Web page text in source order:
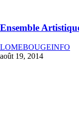
Ensemble
LOMEBOUGEINFO
août 19, 2014